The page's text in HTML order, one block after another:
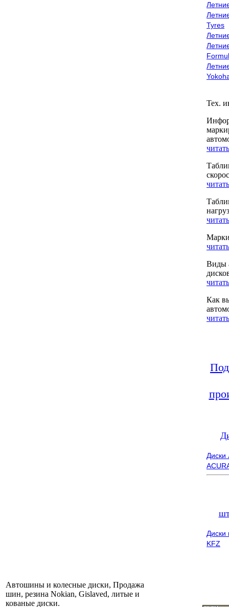
Tyres
Тех.
Виды
Как
Диски
KFZ
Автошины и колесные диски, Продажа
шин, резина Nokian, Gislaved, литые и
кованые диски.